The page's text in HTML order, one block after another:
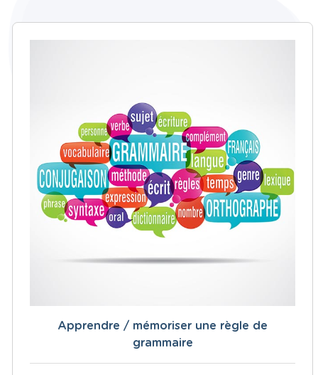
Apprendre / mémoriser une règle de
grammaire